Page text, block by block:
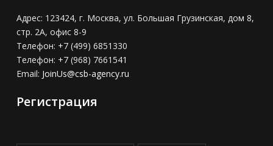
Адрес: 123424, г. Москва, ул. Большая Грузинская, дом 8,
стр. 2А, офис 8-9
Телефон: +7 (499) 6851330
Телефон: +7 (968) 7661541
Email: JoinUs@csb-agency.ru
Регистрация